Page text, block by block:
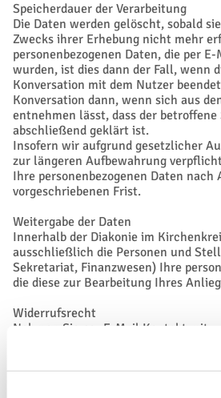
Speicherdauer der Verarbeitung
Die Daten werden gelöscht, sobald
Zwecks ihrer Erhebung nicht mehr
personenbezogenen Daten, die per
wurden, ist dies dann der Fall, wenn
Konversation mit dem Nutzer
Konversation dann, wenn sich aus
entnehmen lässt, dass der
abschließend geklärt ist.
Insofern wir aufgrund gesetzlicher
zur längeren Aufbewahrung
Ihre personenbezogenen Daten nach
vorgeschriebenen Frist.
Weitergabe der Daten
Innerhalb der Diakonie im
ausschließlich die Personen und
Sekretariat, Finanzwesen) Ihre
die diese zur Bearbeitung Ihres
Widerrufsrecht
Nehmen Sie per E-Mail Kontakt mit
personenbezogenen Daten beruht,
Alle personenbezogenen Daten, die